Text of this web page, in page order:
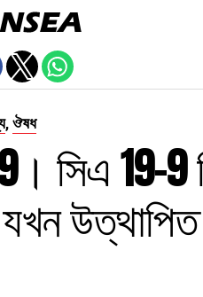
, ঔষধ
9। সিএ 19-
উত্থাপিত